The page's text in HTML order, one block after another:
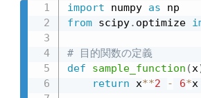
import numpy as
from scipy. optimize
# 目的関数の定義
def
sample_function (x
return x**2 - 6*x